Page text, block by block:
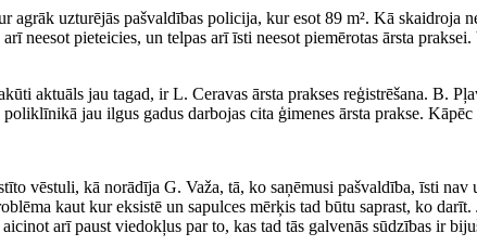
agrāk uzturējās pašvaldības policija, kur esot 89 m². Kā skaidroja
neesot pieteicies, un telpas arī īsti neesot piemērotas ārsta
aktuāls jau tagad, ir L. Ceravas ārsta prakses reģistrēšana. B.
jau ilgus gadus darbojas cita ģimenes ārsta prakse.
vēstuli, kā norādīja G. Važa, tā, ko saņēmusi pašvaldība, īsti
kaut kur eksistē un sapulces mērķis tad būtu saprast, ko
arī paust viedokļus par to, kas tad tās galvenās sūdzības ir